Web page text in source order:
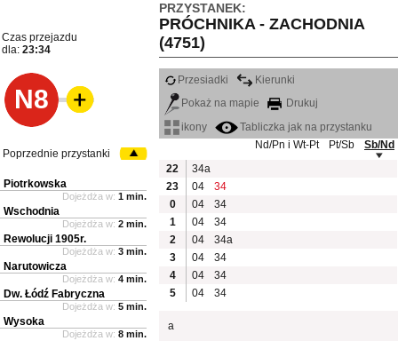
PRZYSTANEK:
PRÓCHNIKA - ZACHODNIA
(4751)
Czas przejazdu
dla: 23:34
N8
Przesiadki
Kierunki
Pokaż na mapie
Drukuj
ikony
Tabliczka jak na przystanku
Nd/Pn i Wt-Pt
Pt/Sb
Sb/Nd
22
34a
23
04
34
0
04
34
1
04
34
2
04
34a
3
04
34
4
04
34
5
04 34
a
Poprzednie przystanki
Piotrkowska
Dojeżdża w: 1 min.
Wschodnia
Dojeżdża w: 2 min.
Rewolucji 1905r.
Dojeżdża w: 3 min.
Narutowicza
Dojeżdża w: 4 min.
Dw. Łódź Fabryczna
Dojeżdża w: 5 min.
Wysoka
Dojeżdża w: 8 min.